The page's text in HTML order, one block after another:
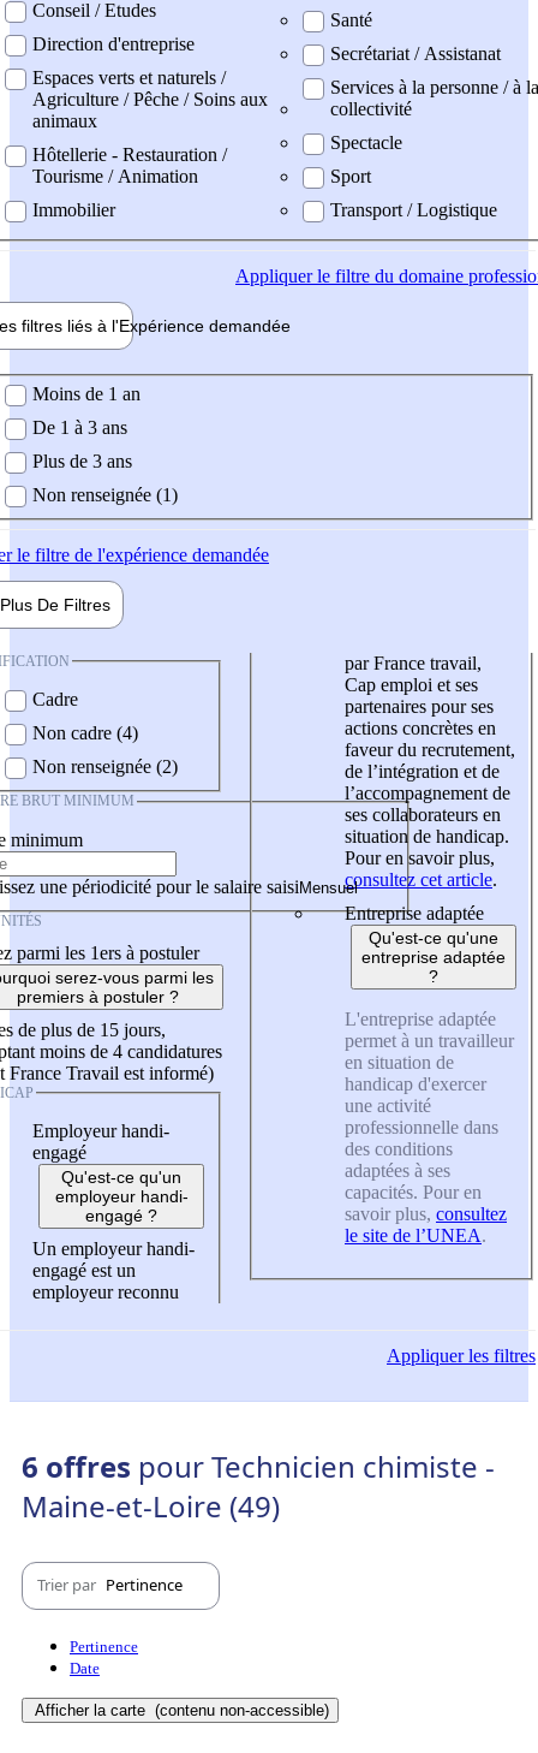
Conseil / Etudes
Direction d'entreprise
Espaces verts et naturels /
Agriculture / Pêche / Soins aux
animaux
Hôtellerie - Restauration /
Tourisme / Animation
Immobilier
Santé
Secrétariat / Assistanat
Services à la personne / à la
collectivité
Spectacle
Sport
Transport / Logistique
Appliquerle filtre du domaine
filtres liés à l'Expérience demandée
demandée
Moins de 1 an
De 1 à 3 ans
Plus de 3 ans
Non renseignée (1)
le filtre de l'expérience demandée
Plus De Filtres
Cadre
Non cadre (4)
Non renseignée (2)
BRUT MINIMUM
minimum
une périodicité pour le salaire saisi
parmi les 1ers à postuler
serez-vous parmi les
premiers à postuler ?
de plus de 15 jours,
moins de 4 candidatures
France Travail est informé)
Employeur handi-
engagé
Qu'est-ce qu'un
employeur handi-
engagé ?
Un employeur handi-
engagé est un
employeur reconnu
par France travail,
Cap emploi et ses
partenaires pour ses
actions concrètes en
faveur du recrutement,
de l’intégration et de
l’accompagnement de
ses collaborateurs en
situation de handicap.
Pour en savoir plus,
consultez cet article.
Entreprise adaptée
Qu'est-ce qu'une
entreprise adaptée
?
L'entreprise adaptée
permet à un travailleur
en situation de
handicap d'exercer
une activité
professionnelle dans
des conditions
adaptées à ses
capacités. Pour en
savoir plus, consultez
le site de l’UNEA.
Appliquerles filtres
6 offres pour Technicien chimiste -
Maine-et-Loire (49)
Trier par Pertinence
Pertinence
Date
Afficher la carte (contenu non-accessible)